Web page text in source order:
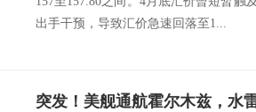
出手干预，导致汇价急速回落至1...
突发！美舰通航霍尔木兹，水